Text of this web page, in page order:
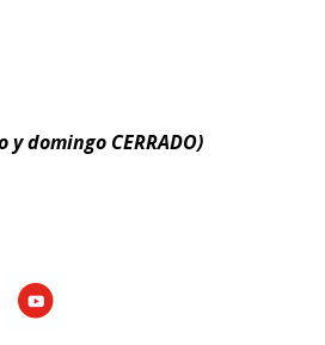
domingo CERRADO)